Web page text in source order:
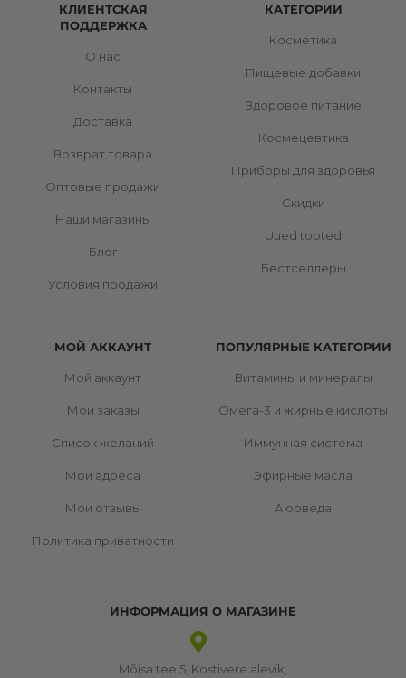
КЛИЕНТСКАЯ
ПОДДЕРЖКА
О нас
Контакты
Доставка
Возврат товара
Оптовые продажи
Наши магазины
Блог
Условия продажи
МОЙ АККАУНТ
Мой аккаунт
Мои заказы
Список желаний
Мои адреса
Мои отзывы
Политика приватности
КАТЕГОРИИ
Косметика
Пищевые добавки
Здоровое питание
Космецевтика
Приборы для здоровья
Скидки
Uued tooted
Бестселлеры
ПОПУЛЯРНЫЕ КАТЕГОРИИ
Витамины и минералы
Омега-3 и жирные кислоты
Иммунная система
Эфирные масла
Аюрведа
ИНФОРМАЦИЯ О МАГАЗИНЕ
Mõisa tee 5, Kostivere alevik,